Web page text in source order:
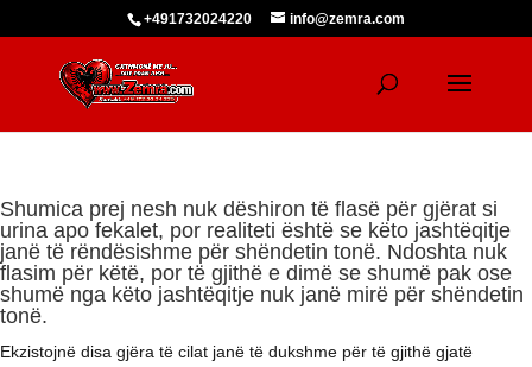
+491732024220 info@zemra.com
Shumica prej nesh nuk dëshiron të flasë për gjërat si
urina apo fekalet, por realiteti është se këto jashtëqitje
janë të rëndësishme për shëndetin tonë. Ndoshta nuk
flasim për këtë, por të gjithë e dimë se shumë pak ose
shumë nga këto jashtëqitje nuk janë mirë për shëndetin
tonë.
Ekzistojnë disa gjëra të cilat janë të dukshme për të gjithë gjatë